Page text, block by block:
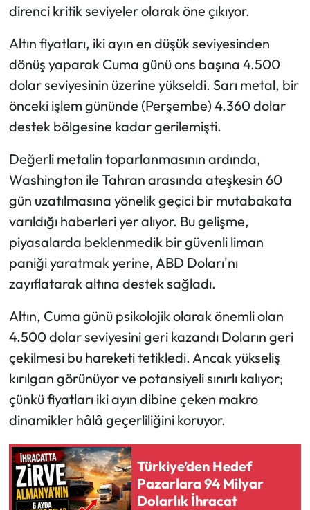
direnci kritik seviyeler olarak öne çıkıyor.
Altın fiyatları, iki ayın en düşük seviyesinden
dönüş yaparak Cuma günü ons başına 4.500
dolar seviyesinin üzerine yükseldi. Sarı metal, bir
önceki işlem gününde (Perşembe) 4.360 dolar
destek bölgesine kadar gerilemişti.
Değerli metalin toparlanmasının ardında,
Washington ile Tahran arasında ateşkesin 60
gün uzatılmasına yönelik geçici bir mutabakata
varıldığı haberleri yer alıyor. Bu gelişme,
piyasalarda beklenmedik bir güvenli liman
paniği yaratmak yerine, ABD Doları'nı
zayıflatarak altına destek sağladı.
Altın, Cuma günü psikolojik olarak önemli olan
4.500 dolar seviyesini geri kazandı Doların geri
çekilmesi bu hareketi tetikledi. Ancak yükseliş
kırılgan görünüyor ve potansiyeli sınırlı kalıyor;
çünkü fiyatları iki ayın dibine çeken makro
dinamikler hâlâ geçerliliğini koruyor.
Türkiye’den Hedef
Pazarlara 94 Milyar
Dolarlık İhracat